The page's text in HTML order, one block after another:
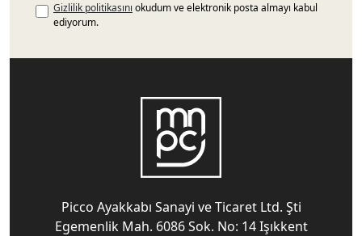
Gizlilik politikasını okudum ve elektronik posta almayı kabul
ediyorum.
Picco Ayakkabı Sanayi ve Ticaret Ltd. Şti
Egemenlik Mah. 6086 Sok. No: 14 Işıkkent